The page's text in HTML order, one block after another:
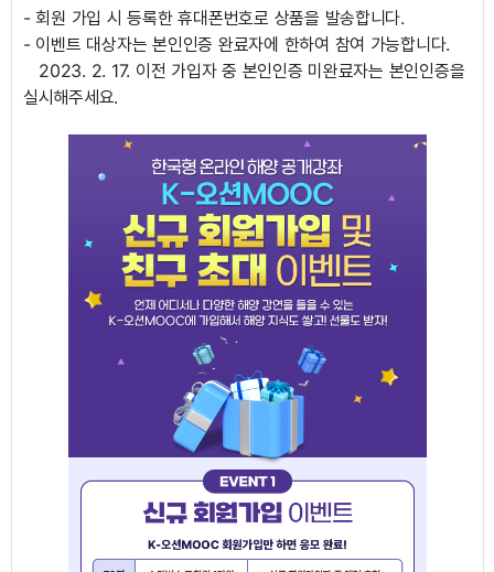
- 회원 가입 시 등록한 휴대폰번호로 상품을 발송합니다.
- 이벤트 대상자는 본인인증 완료자에 한하여 참여 가능합니다.
2023. 2. 17. 이전 가입자 중 본인인증 미완료자는 본인인증을
실시해주세요.